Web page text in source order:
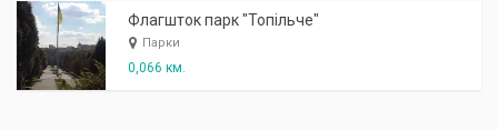
Флагшток парк "Топільче"
Парки
0,066 км.